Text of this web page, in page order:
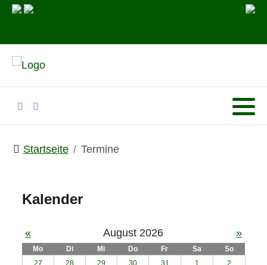
Startseite Termine
Kalender
« August 2026 »
Mo Di Mi Do Fr Sa
So
27
28 29 30 31 1
2